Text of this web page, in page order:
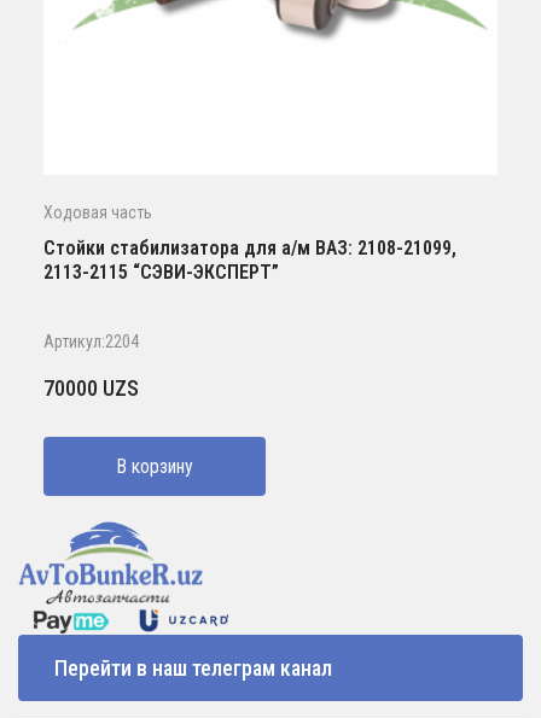
Ходовая часть
Стойки стабилизатора для а/м ВАЗ: 2108-21099,
2113-2115 “СЭВИ-ЭКСПЕРТ”
Артикул:2204
70000 UZS
В корзину
Перейти в наш телеграм канал